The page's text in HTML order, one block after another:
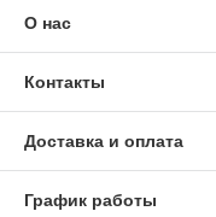
О нас
Контакты
Доставка и оплата
График работы